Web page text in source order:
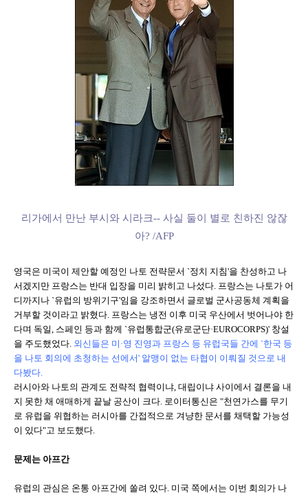
리가에서 만난 부시와 시라크-- 사실 둘이 별로 친하진 않잖
아? /AFP
영국은 미국이 제안할 예정인 나토 전략문서 `정치 지침'을 찬성하고 나
서겠지만 프랑스는 반대 입장을 미리 밝히고 나섰다. 프랑스는 나토가 어
디까지나 `유럽의 방위기구'임을 강조하면서 글로벌 군사공동체 계획을
거부할 것이라고 밝혔다. 프랑스는 냉전 이후 미국 우산에서 벗어나야 한
다며 독일, 스페인 등과 함께 `유럽통합군(유로군단·EUROCORPS)' 창설
을 주도했었다. 외신들은 미·영 진영과 프랑스 등 유럽국들 간에 `한국 등
을 나토 회의에 초청하는 선에서' 알맹이 없는 타협이 이뤄질 것으로 내
다봤다.
러시아와 나토의 관계도 전략적 협력이냐, 대립이냐 사이에서 결론을 내
지 못한 채 애매하게 끝날 공산이 크다. 로이터통신은 "천연가스를 무기
로 유럽을 위협하는 러시아를 간접적으로 겨냥한 문서를 채택할 가능성
이 있다"고 보도했다.
문제는 아프간
유럽의 관심은 온통 아프간에 쏠려 있다. 미국 쪽에서는 이번 회의가 나